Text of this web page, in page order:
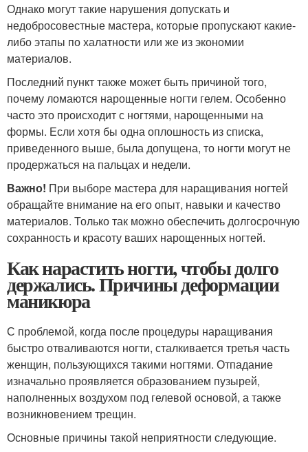
Однако могут такие нарушения допускать и
недобросовестные мастера, которые пропускают какие-
либо этапы по халатности или же из экономии
материалов.
Последний пункт также может быть причиной того,
почему ломаются нарощенные ногти гелем. Особенно
часто это происходит с ногтями, нарощенными на
формы. Если хотя бы одна оплошность из списка,
приведенного выше, была допущена, то ногти могут не
продержаться на пальцах и недели.
Важно! При выборе мастера для наращивания ногтей
обращайте внимание на его опыт, навыки и качество
материалов. Только так можно обеспечить долгосрочную
сохранность и красоту ваших нарощенных ногтей.
Как нарастить ногти, чтобы долго
держались. Причины деформации
маникюра
С проблемой, когда после процедуры наращивания
быстро отваливаются ногти, сталкивается третья часть
женщин, пользующихся такими ногтями. Отпадание
изначально проявляется образованием пузырей,
наполненных воздухом под гелевой основой, а также
возникновением трещин.
Основные причины такой неприятности следующие.